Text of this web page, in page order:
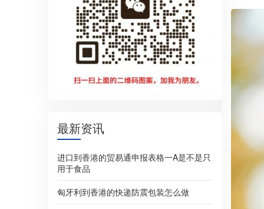
最新资讯
进口到香港的贸易通申报表格一A是不是只
用于食品
匈牙利到香港的快递防震包装怎么做